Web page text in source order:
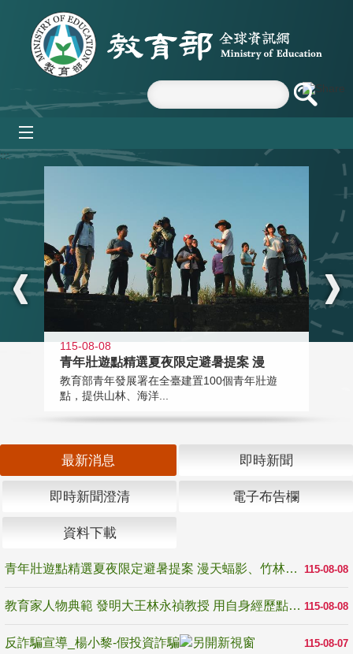
跳到主要內容區塊
:::
115-08-08
青年壯遊點精選夏夜限定避暑提案 漫
教育部青年發展署在全臺建置100個青年壯遊
點，提供山林、海洋...
最新消息 即時新聞
即時新聞澄清 電子布告欄
資料下載
115-08-08
青年壯遊點精選夏夜限定避暑提案 漫天蝠影、竹林尋蛙、茶香夜觀 邀青年暮色出發
115-08-08
教育家人物典範 發明大王林永禎教授 用自身經歷點亮學生的路
115-08-07
反詐騙宣導_楊小黎-假投資詐騙